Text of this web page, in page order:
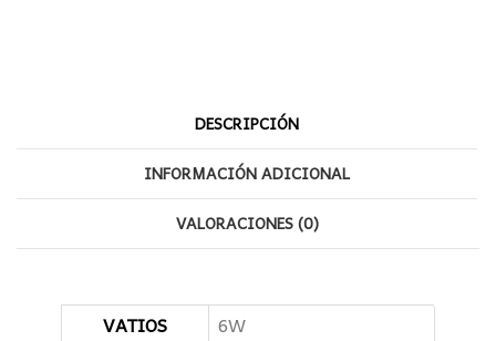
DESCRIPCIÓN
INFORMACIÓN ADICIONAL
VALORACIONES (0)
VATIOS
6W